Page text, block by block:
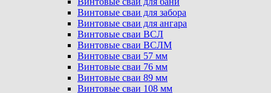
Винтовые сваи для забора
Винтовые сваи для ангара
Винтовые сваи ВСЛ
Винтовые сваи ВСЛМ
Винтовые сваи 57 мм
Винтовые сваи 76 мм
Винтовые сваи 89 мм
Винтовые сваи 108 мм